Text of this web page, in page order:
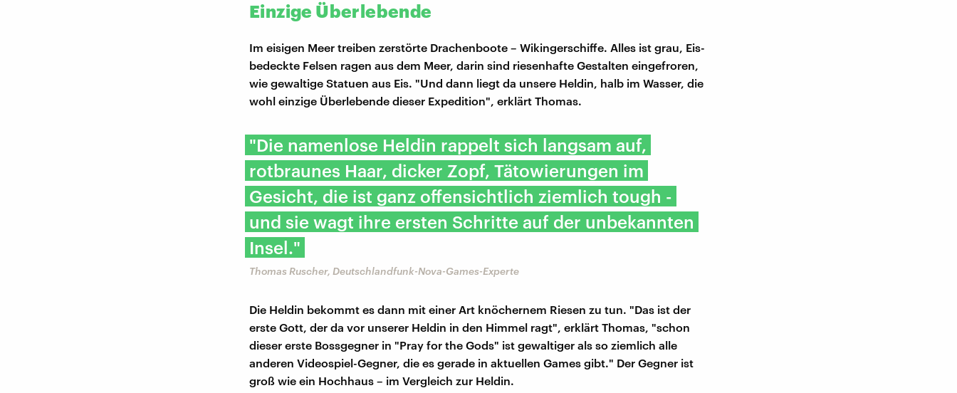
Einzige Überlebende
Im eisigen Meer treiben zerstörte Drachenboote – Wikingerschiffe. Alles ist grau, Eis-
bedeckte Felsen ragen aus dem Meer, darin sind riesenhafte Gestalten eingefroren,
wie gewaltige Statuen aus Eis. "Und dann liegt da unsere Heldin, halb im Wasser, die
wohl einzige Überlebende dieser Expedition", erklärt Thomas.
"Die namenlose Heldin rappelt sich langsam auf,
rotbraunes Haar, dicker Zopf, Tätowierungen im
Gesicht, die ist ganz offensichtlich ziemlich tough -
und sie wagt ihre ersten Schritte auf der unbekannten
Insel."
Thomas Ruscher, Deutschlandfunk-Nova-Games-Experte
Die Heldin bekommt es dann mit einer Art knöchernem Riesen zu tun. "Das ist der
erste Gott, der da vor unserer Heldin in den Himmel ragt", erklärt Thomas, "schon
dieser erste Bossgegner in "Pray for the Gods" ist gewaltiger als so ziemlich alle
anderen Videospiel-Gegner, die es gerade in aktuellen Games gibt." Der Gegner ist
groß wie ein Hochhaus – im Vergleich zur Heldin.